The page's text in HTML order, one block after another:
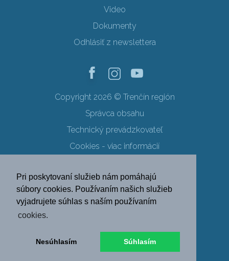
Pri poskytovaní služieb nám pomáhajú
súbory cookies. Používaním našich služieb
vyjadrujete súhlas s naším používaním
cookies.
Nesúhlasím Súhlasím
Video
Dokumenty
Odhlásiť z newslettera
Copyright 2026 © Trenčín región
Správca obsahu
Technický prevádzkovateľ
Cookies - viac informácií
Ochrana osobných údajov
SK EN DE
PL